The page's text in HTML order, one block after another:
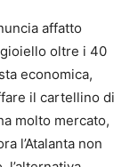
affatto
oltre i 40
economica,
il cartellino di
molto mercato,
l’Atalanta non